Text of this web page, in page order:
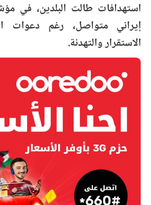
استهدافات طالت البلدين، في
إيراني متواصل، رغم دعوات
الاستقرار والتهدئة.